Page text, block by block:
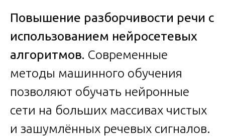
Повышение разборчивости речи с
использованием нейросетевых
алгоритмов. Современные
методы машинного обучения
позволяют обучать нейронные
сети на больших массивах чистых
и зашумлённых речевых сигналов.